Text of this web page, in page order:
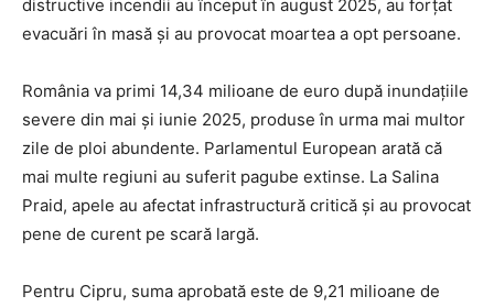
distructive incendii au început în august 2025, au forțat
evacuări în masă și au provocat moartea a opt persoane.
România va primi 14,34 milioane de euro după inundațiile
severe din mai și iunie 2025, produse în urma mai multor
zile de ploi abundente. Parlamentul European arată că
mai multe regiuni au suferit pagube extinse. La Salina
Praid, apele au afectat infrastructură critică și au provocat
pene de curent pe scară largă.
Pentru Cipru, suma aprobată este de 9,21 milioane de